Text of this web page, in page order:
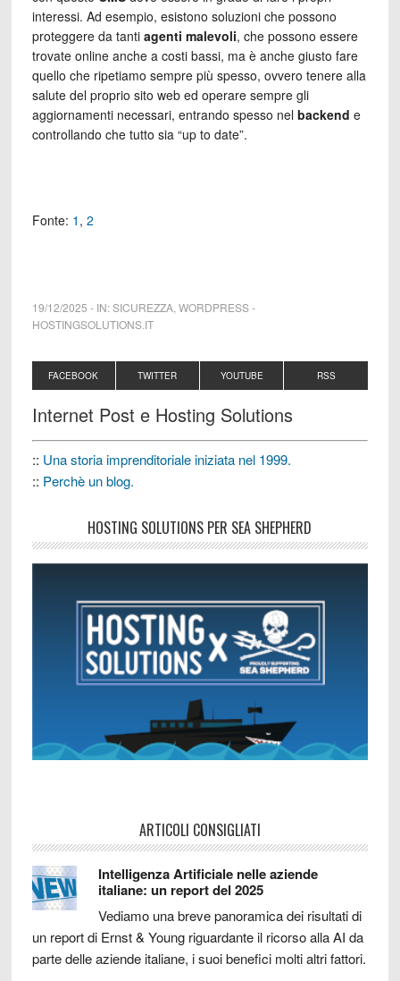
interessi. Ad esempio, esistono soluzioni che possono
proteggere da tanti agenti malevoli, che possono essere
trovate online anche a costi bassi, ma è anche giusto fare
quello che ripetiamo sempre più spesso, ovvero tenere alla
salute del proprio sito web ed operare sempre gli
aggiornamenti necessari, entrando spesso nel backend e
controllando che tutto sia “up to date”.
Fonte: 1 , 2
19/12/2025 - IN:SICUREZZA, WORDPRESS-
HOSTINGSOLUTIONS.IT
FACEBOOK TWITTER YOUTUBE RSS
Internet Post e Hosting Solutions
:: Una storia imprenditoriale iniziata nel 1999.
:: Perchè un blog.
HOSTING SOLUTIONS PER SEA SHEPHERD
ARTICOLI CONSIGLIATI
Intelligenza Artificiale nelle aziende
italiane: un report del 2025
Vediamo una breve panoramica dei risultati di
un report di Ernst & Young riguardante il ricorso alla AI da
parte delle aziende italiane, i suoi benefici molti altri fattori.